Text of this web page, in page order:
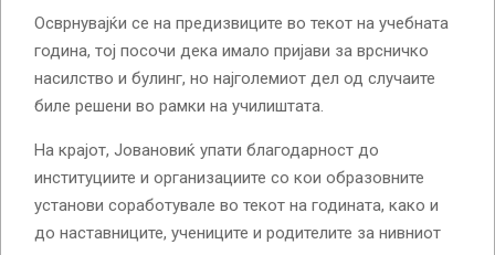
Осврнувајќи се на предизвиците во текот на учебната
година, тој посочи дека имало пријави за врсничко
насилство и булинг, но најголемиот дел од случаите
биле решени во рамки на училиштата.
На крајот, Јовановиќ упати благодарност до
институциите и организациите со кои образовните
установи соработувале во текот на годината, како и
до наставниците, учениците и родителите за нивниот